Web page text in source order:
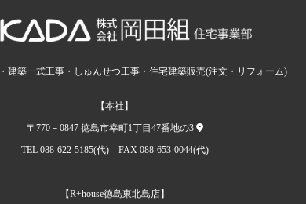
建築一式工事・しゅんせつ工事・住宅建築販売(注文・リフォーム)
【本社】
〒770－0847 徳島市幸町1丁目47番地の3
TEL 088-622-5185(代) FAX 088-653-0044(代)
【R+house徳島東北島店】